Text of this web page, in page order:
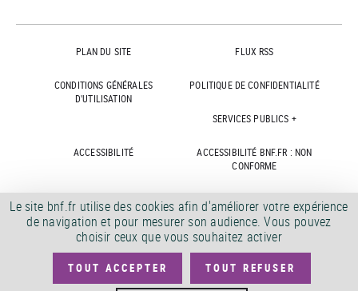
PLAN DU SITE FLUX RSS
CONDITIONS GÉNÉRALES
D'UTILISATION
POLITIQUE DE CONFIDENTIALITÉ
SERVICES PUBLICS +
ACCESSIBILITÉ
ACCESSIBILITÉ BNF.FR : NON
CONFORME
MARCHÉS PUBLICS OFFRES D'EMPLOI
DÉMATÉRIALISATION FACTURES CRÉDITS
©
Le site bnf.fr utilise des cookies afin d'améliorer votre expérience
de navigation et pour mesurer son audience. Vous pouvez
choisir ceux que vous souhaitez activer
TOUT ACCEPTER TOUT REFUSER